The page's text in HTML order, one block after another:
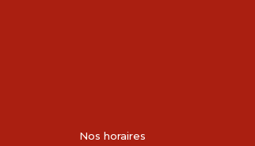
Nos horaires